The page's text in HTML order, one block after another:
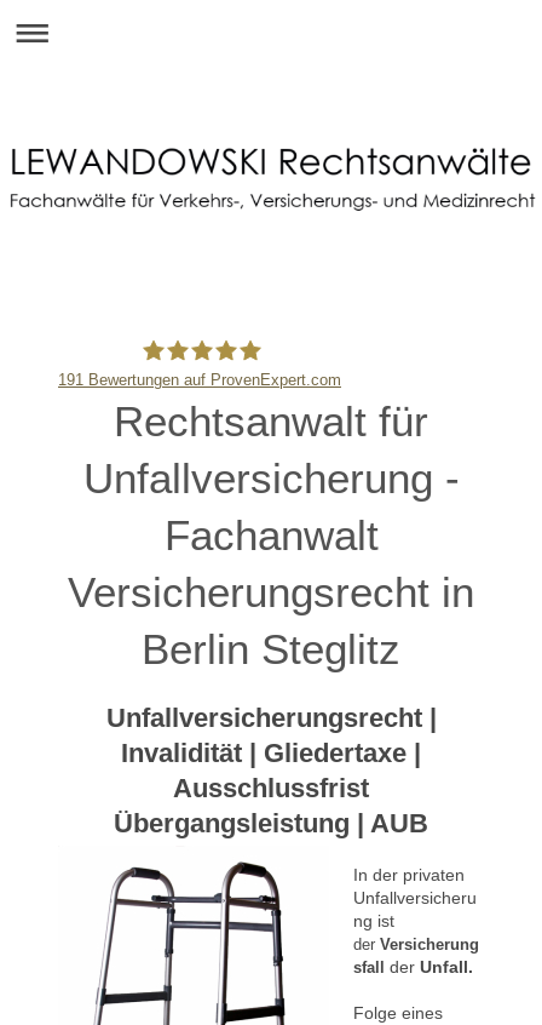
Lewandowski,Rechtsanwälte
191 Bewertungen auf ProvenExpert.com
Rechtsanwalt für
Unfallversicherung -
Fachanwalt
Versicherungsrecht in
Berlin Steglitz
Unfallversicherungsrecht |
Invalidität | Gliedertaxe |
Ausschlussfrist
Übergangsleistung | AUB
In der privaten
Unfallversicheru
ng ist
der Versicherung
sfall
der Unfall.
Folge eines